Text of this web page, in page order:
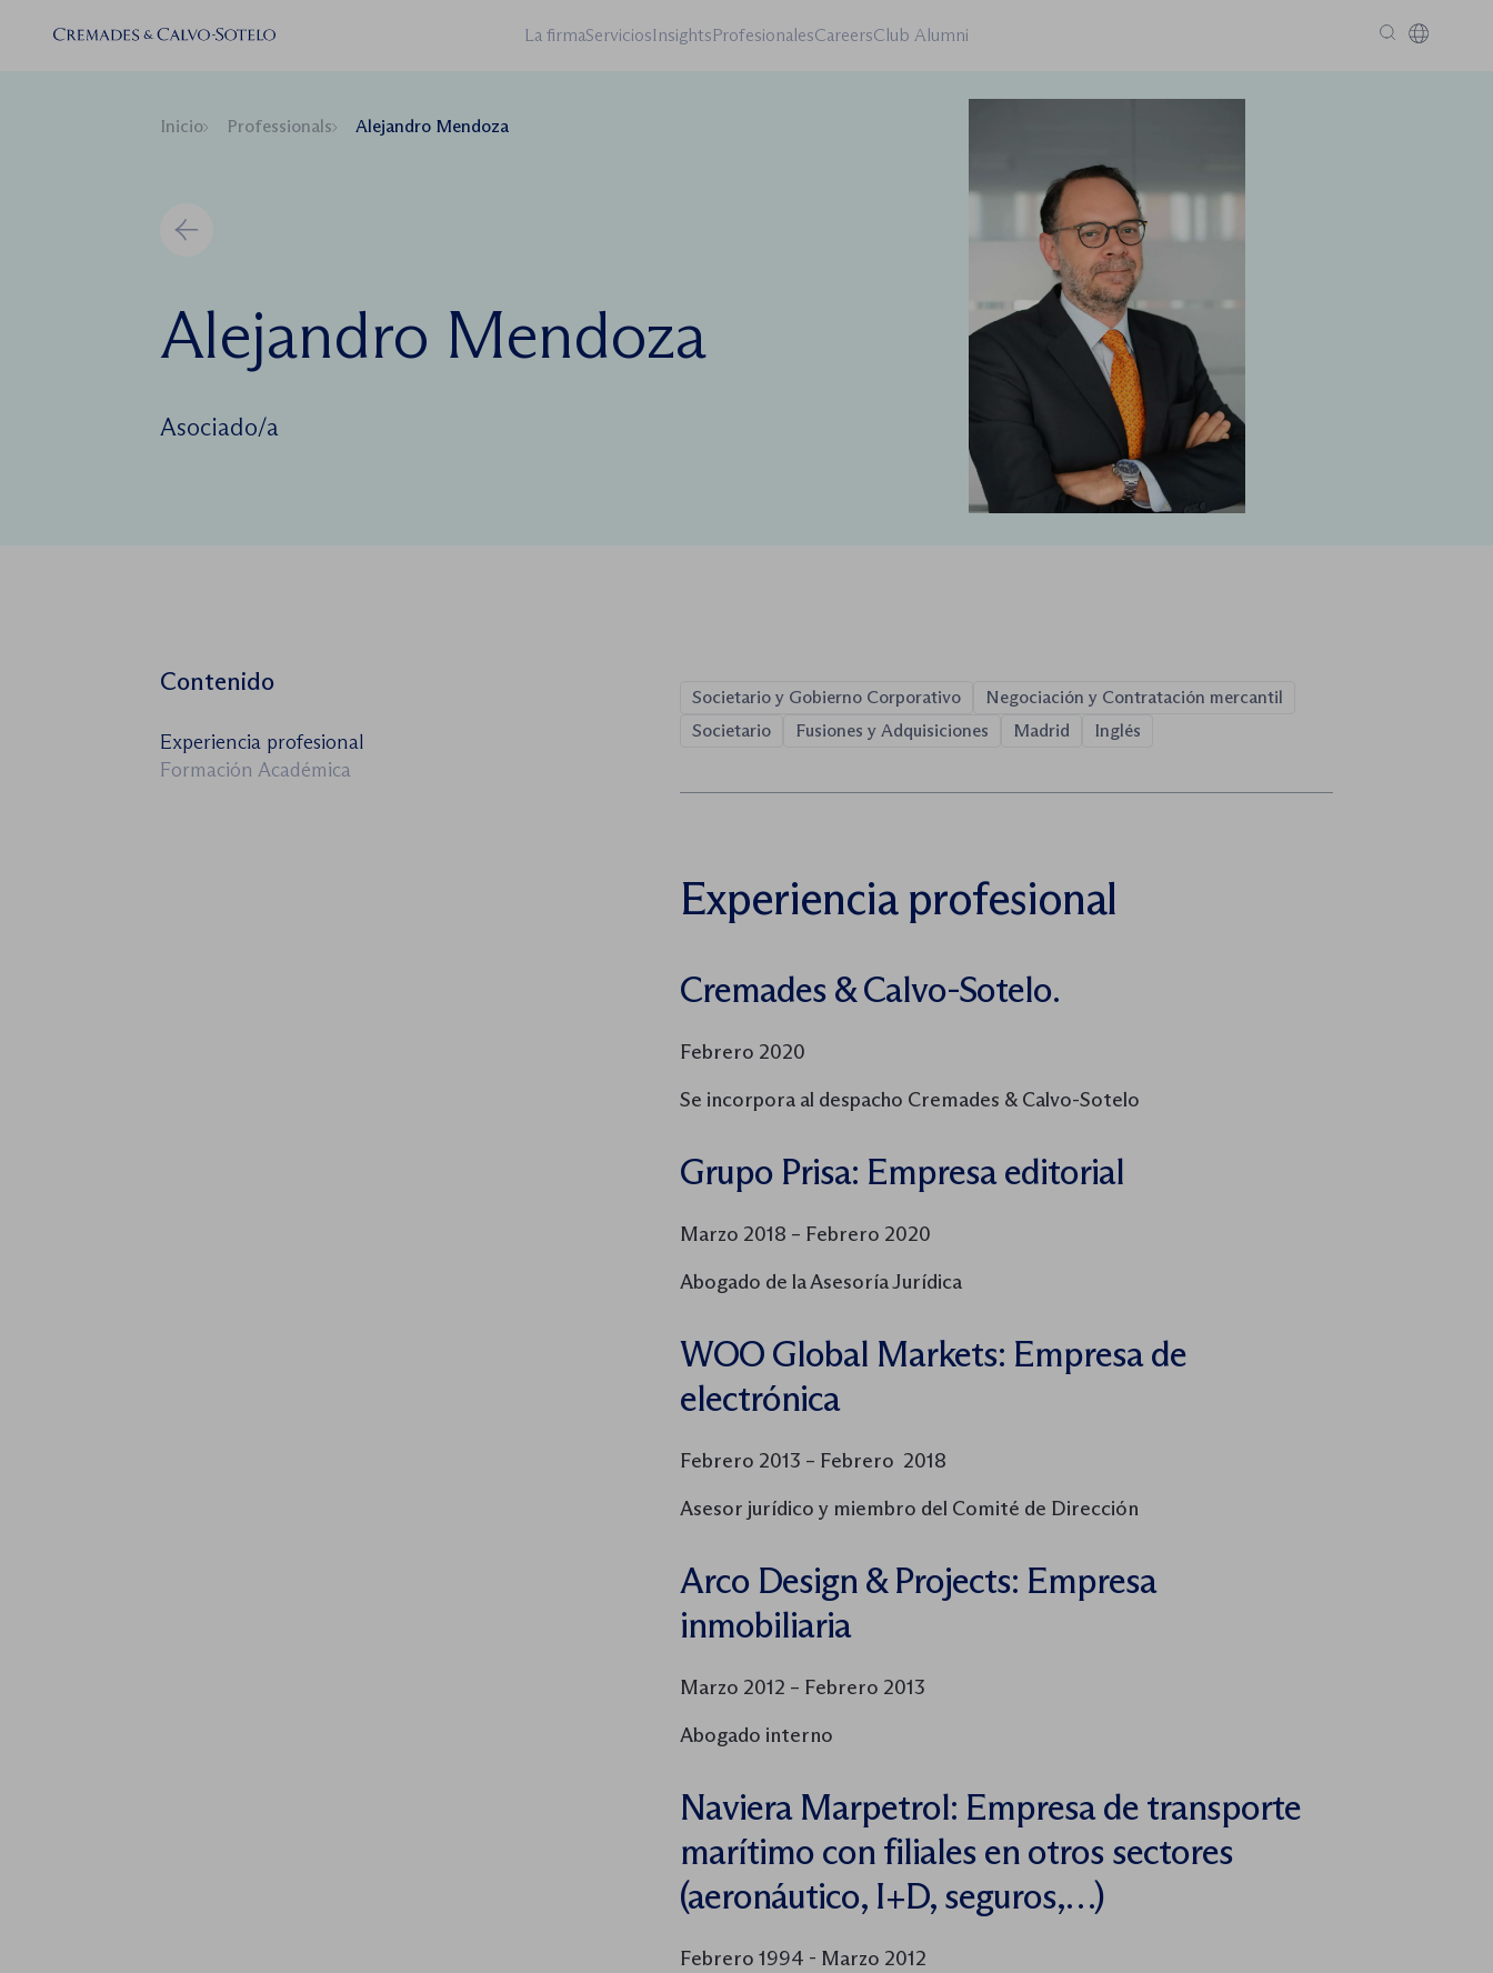
La firmaServiciosInsightsProfesionalesCareersClub Alumni
Inicio Professionals Alejandro Mendoza
Alejandro Mendoza
Asociado/a
Contenido
Experiencia profesional
Formación Académica
Societario y Gobierno Corporativo
Negociación y Contratación mercantil
Societario
Fusiones y Adquisiciones Madrid Inglés
Experiencia profesional
Cremades & Calvo-Sotelo.
Febrero 2020
Se incorpora al despacho Cremades & Calvo-Sotelo
Grupo Prisa: Empresa editorial
Marzo 2018 – Febrero 2020
Abogado de la Asesoría Jurídica
WOO Global Markets: Empresa de
electrónica
Febrero 2013 – Febrero 2018
Asesor jurídico y miembro del Comité de Dirección
Arco Design & Projects: Empresa
inmobiliaria
Marzo 2012 – Febrero 2013
Abogado interno
Naviera Marpetrol: Empresa de transporte
marítimo con filiales en otros sectores
(aeronáutico, I+D, seguros,…)
Febrero 1994 - Marzo 2012